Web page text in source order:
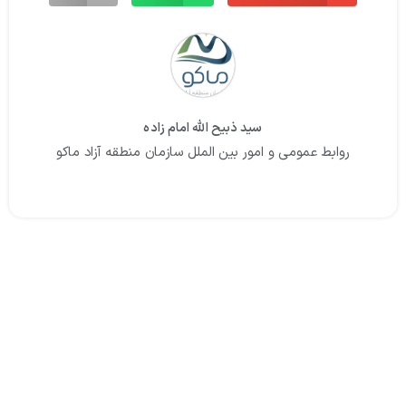
سید ذبیح الله امام زاده
روابط عمومی و امور بین الملل سازمان منطقه آزاد ماکو